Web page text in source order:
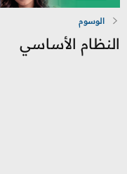
الوسوم
النظام الأساسي